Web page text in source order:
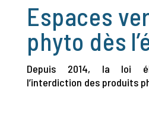
Espaces
phyto dès
Depuis 2014, la loi
l’interdiction des produits